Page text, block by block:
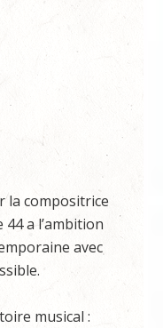
la compositrice
44 a l’ambition
avec
musical :